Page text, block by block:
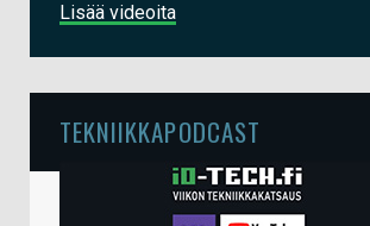
Lisää videoita
TEKNIIKKAPODCAST